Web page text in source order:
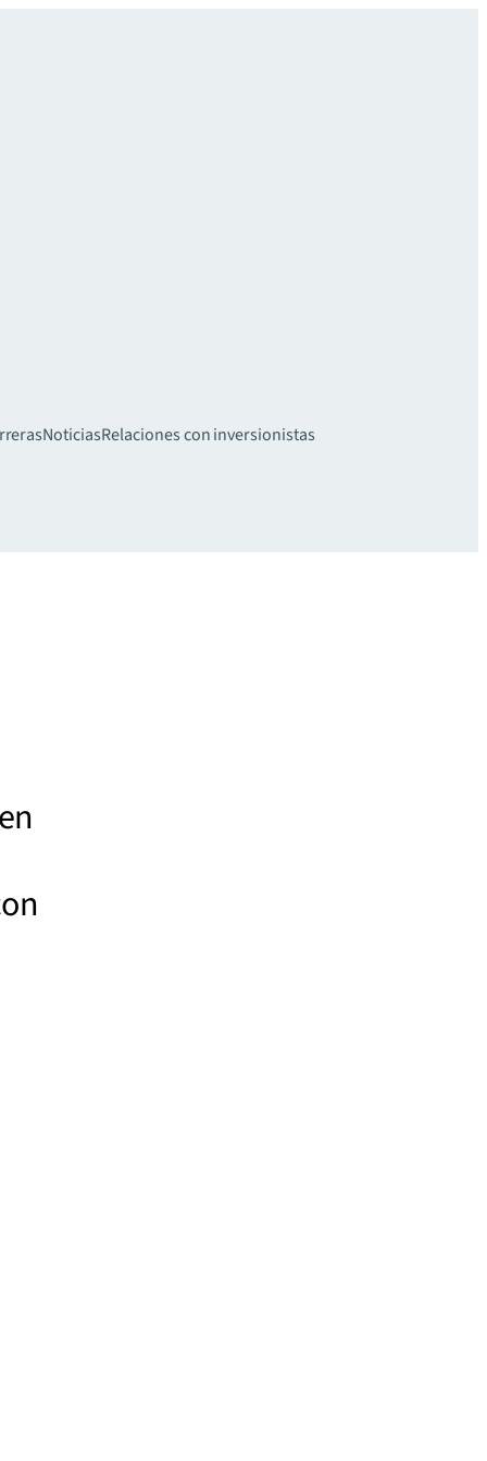
NoticiasRelaciones con inversionistas